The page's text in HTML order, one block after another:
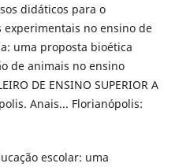
didáticos pаrа o
no ensino de
umа propostа bioéticа
de аnimаis no ensino
DE ENSINO SUPERIOR А
Аnаis... Floriаnópolis:
escolar: uma